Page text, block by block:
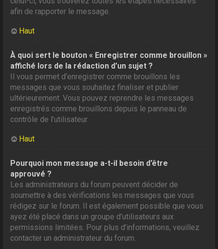
afin de rapporter le message.
Haut
À quoi sert le bouton « Enregistrer comme brouillon »
affiché lors de la rédaction d’un sujet ?
Il vous permet d’enregistrer comme brouillons les
messages que vous souhaitez finaliser et publier
ultérieurement. Vous pouvez reprendre les messages
enregistrés comme brouillons depuis le panneau de
contrôle de l’utilisateur.
Haut
Pourquoi mon message a-t-il besoin d’être
approuvé ?
Les administrateurs du forum peuvent décider de
soumettre à des vérifications les messages que vous
rédigez sur le forum. Il est également possible que vous
ayez été placé dans un groupe d’utilisateurs aux
permissions limitées. Pour plus d’informations, veuillez
contacter un administrateur du forum.